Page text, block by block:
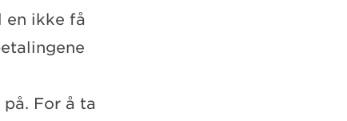
en ikke få
For å ta